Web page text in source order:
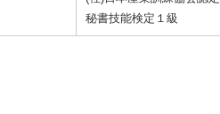
秘書技能検定１級